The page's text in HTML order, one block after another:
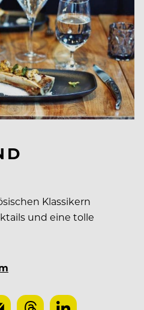
Klassikern
und eine tolle